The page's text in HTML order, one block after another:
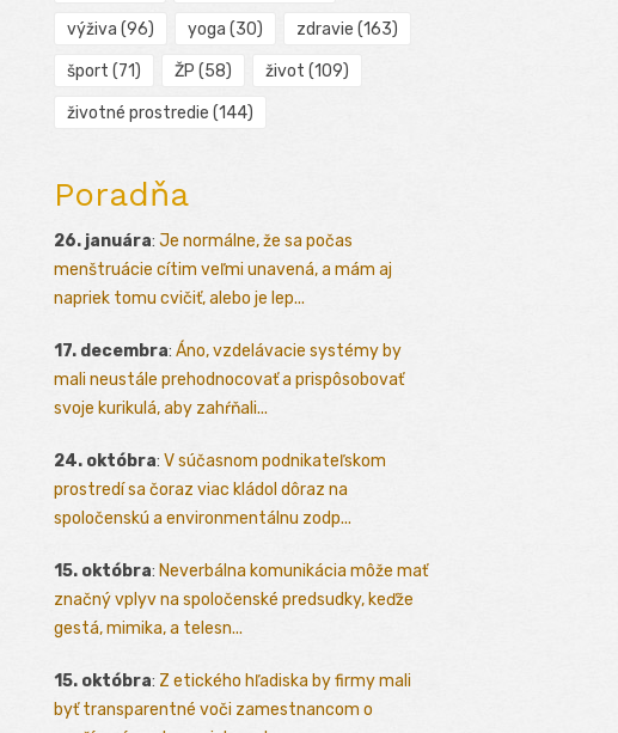
výživa (96) yoga (30) zdravie (163)
šport (71) ŽP (58) život (109)
životné prostredie (144)
Poradňa
26. januára: Je normálne, že sa počas
menštruácie cítim veľmi unavená, a mám aj
napriek tomu cvičiť, alebo je lep...
17. decembra: Áno, vzdelávacie systémy by
mali neustále prehodnocovať a prispôsobovať
svoje kurikulá, aby zahŕňali...
24. októbra: V súčasnom podnikateľskom
prostredí sa čoraz viac kládol dôraz na
spoločenskú a environmentálnu zodp...
15. októbra: Neverbálna komunikácia môže mať
značný vplyv na spoločenské predsudky, keďže
gestá, mimika, a telesn...
15. októbra: Z etického hľadiska by firmy mali
byť transparentné voči zamestnancom o